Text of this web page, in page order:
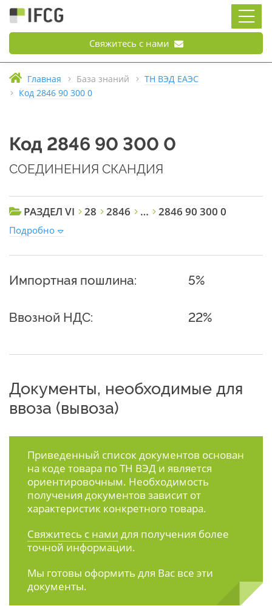
Свяжитесь с нами
Главная База знаний
ТН ВЭД ЕАЭС
Код 2846 90 300 0
Код 2846 90 300 0
СОЕДИНЕНИЯ СКАНДИЯ
РАЗДЕЛ VI 28 2846 … 2846 90 300 0
Подробно
Импортная пошлина: 5%
Ввозной НДС: 22%
Документы, необходимые для
ввоза (вывоза)
Приведенный список документов основан
на коде товара по ТН ВЭД и является
ориентировочным. Необходимость
получения документов зависит от
характеристик конкретного товара.
Свяжитесь с нами для получения более
точной информации.
Мы готовы оформить для Вас все эти
документы.